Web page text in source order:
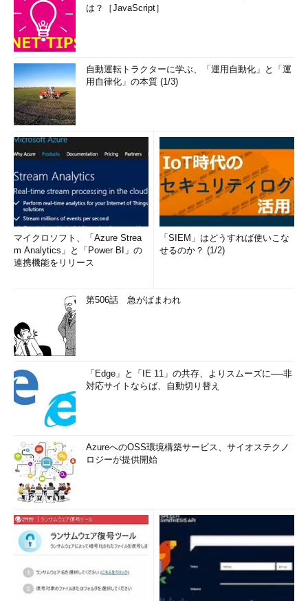
国内のExpressRoute接続パートナーは、インターネットイニ
シアティブ（IIJ）とエクイニクス・ジャパンの2社。提供パート
が名前を連ねている。
最後に澤氏は「今、マイクロソフトはクラウドに本気で取り組
んでいます」とあらためてアピール。オープンソースとコミュニ
ティの世界にも活動領域を広げているMicrosoft Azureをビジネ
スに生かしてほしいと述べた。
は？［JavaScript］
自動運転トラクターに学ぶ、「運用自動化」と「運
用自律化」の本質 (1/3)
マイクロソフト、「Azure Strea
m Analytics」と「Power BI」の
連携機能をリリース
「SIEM」はどうすれば使いこな
せるのか？ (1/2)
第506話 急がばまわれ
「Edge」と「IE 11」の共存、よりスムーズに──非
対応サイトならば、自動切り替え
AzureへのOSS環境構築サービス、サイオステクノ
ロジーが提供開始